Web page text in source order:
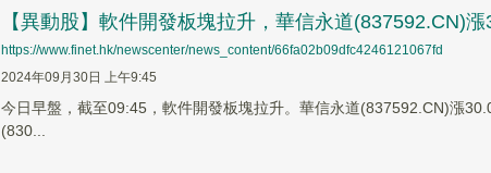
【異動股】軟件開發板塊拉升，華信永道(837592.CN)
https://www.finet.hk/newscenter/news_content/66fa02b09dfc4246121067fd
2024年09月30日 上午9:45
今日早盤，截至09:45，軟件開發板塊拉升。華信永道(837592.CN)漲
(830...